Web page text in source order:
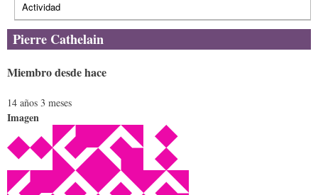
ayuda
a
la
Actividad
Pierre Cathelain
Miembro desde hace
14 años 3 meses
Imagen